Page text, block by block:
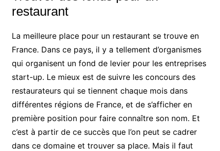
restaurant
La meilleure place pour un restaurant se trouve en
France. Dans ce pays, il y a tellement d’organismes
qui organisent un fond de levier pour les entreprises
start-up. Le mieux est de suivre les concours des
restaurateurs qui se tiennent chaque mois dans
différentes régions de France, et de s’afficher en
première position pour faire connaître son nom. Et
c’est à partir de ce succès que l’on peut se cadrer
dans ce domaine et trouver sa place. Mais il faut